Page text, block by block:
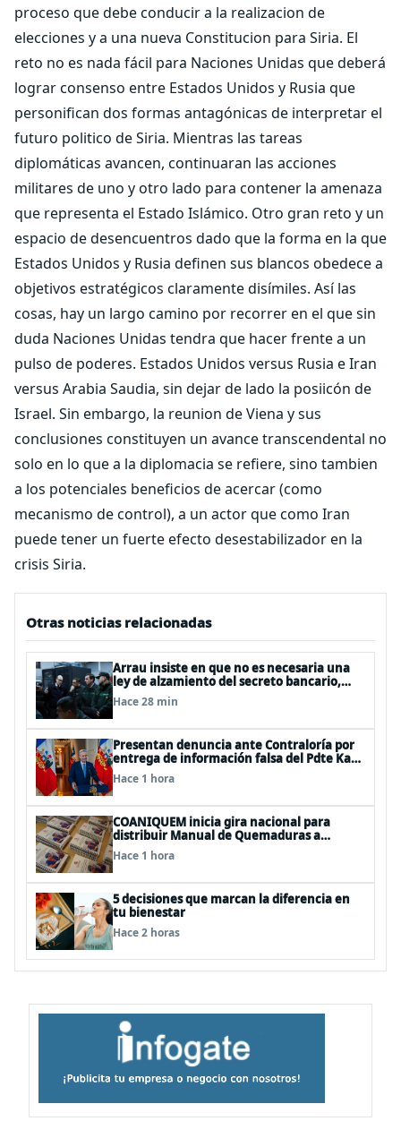
proceso que debe conducir a la realizacion de
elecciones y a una nueva Constitucion para Siria. El
reto no es nada fácil para Naciones Unidas que deberá
lograr consenso entre Estados Unidos y Rusia que
personifican dos formas antagónicas de interpretar el
futuro politico de Siria. Mientras las tareas
diplomáticas avancen, continuaran las acciones
militares de uno y otro lado para contener la amenaza
que representa el Estado Islámico. Otro gran reto y un
espacio de desencuentros dado que la forma en la que
Estados Unidos y Rusia definen sus blancos obedece a
objetivos estratégicos claramente disímiles. Así las
cosas, hay un largo camino por recorrer en el que sin
duda Naciones Unidas tendra que hacer frente a un
pulso de poderes. Estados Unidos versus Rusia e Iran
versus Arabia Saudia, sin dejar de lado la posiicón de
Israel. Sin embargo, la reunion de Viena y sus
conclusiones constituyen un avance transcendental no
solo en lo que a la diplomacia se refiere, sino tambien
a los potenciales beneficios de acercar (como
mecanismo de control), a un actor que como Iran
puede tener un fuerte efecto desestabilizador en la
crisis Siria.
Otras noticias relacionadas
Arrau insiste en que no es necesaria una
ley de alzamiento del secreto bancario,
porque ya existe
Hace 28 min
Presentan denuncia ante Contraloría por
entrega de información falsa del Pdte Kast
en cadena nacional
Hace 1 hora
COANIQUEM inicia gira nacional para
distribuir Manual de Quemaduras a
profesionales de la salud
Hace 1 hora
5 decisiones que marcan la diferencia en
tu bienestar
Hace 2 horas